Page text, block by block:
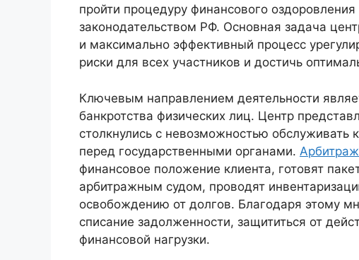
пройти процедуру финансового
законодательством РФ. Основная задача
и максимально эффективный процесс
риски для всех участников и достичь
Ключевым направлением деятельности
банкротства физических лиц. Центр
столкнулись с невозможностью обслуживать
перед государственными органами.
финансовое положение клиента, готовят
арбитражным судом, проводят
освобождению от долгов. Благодаря этому
списание задолженности, защититься от
финансовой нагрузки.